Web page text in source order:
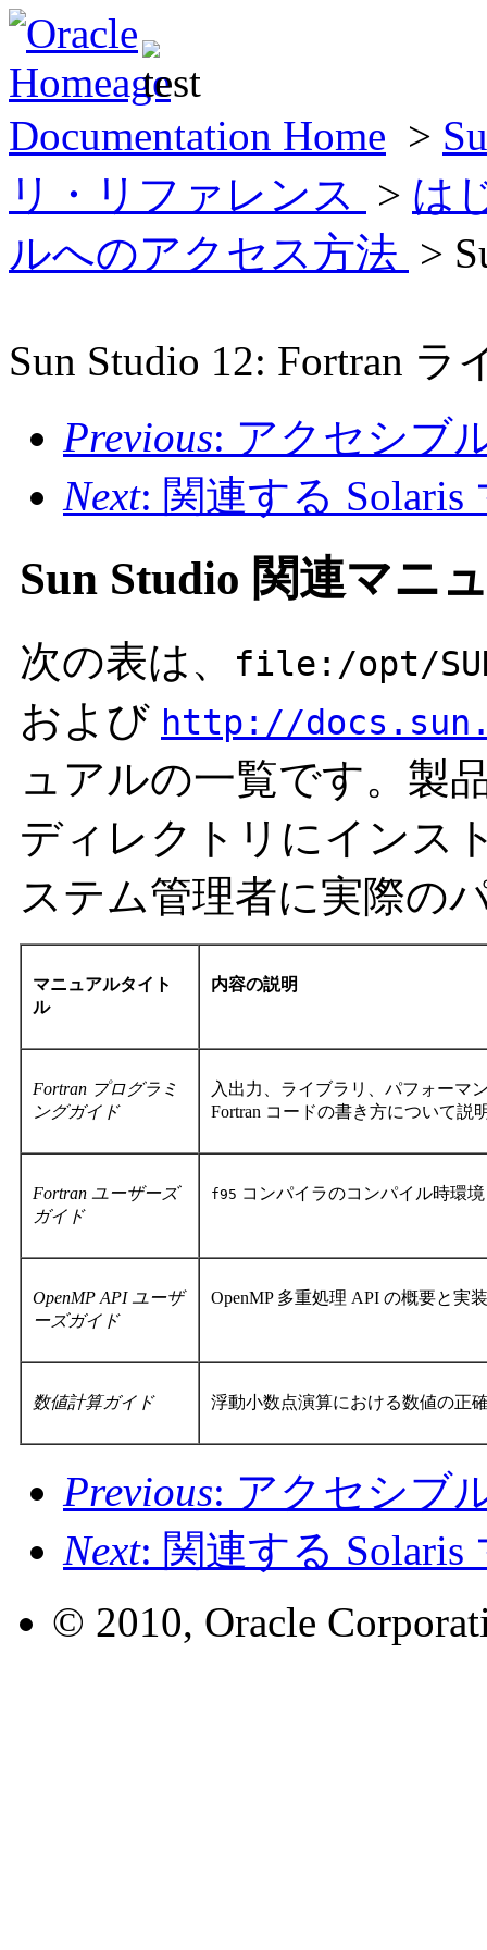
Documentation Home >
リ・リファレンス
> は
ルへのアクセス方法 >
Sun Studio 12: Fortran
Previous: アクセシブ
Next: 関連する Solaris
Sun Studio 関連マニ
次の表は、 file:/opt/
および http://
ュアルの一覧です。製
ディレクトリにインス
ステム管理者に実際の
マニュアルタイト
ル
内容の説明
Fortran プログラミ
ングガイド
入出力、ライブラリ、パフォーマ
Fortran コードの書き方について説
Fortran ユーザーズ
ガイド
f95 コンパイラのコンパイル時環
OpenMP API ユーザ
ーズガイド
OpenMP 多重処理 API の概要と実
数値計算ガイド 浮動小数点演算における数値の正
Previous: アクセシブ
Next: 関連する Solaris
© 2010, Oracle